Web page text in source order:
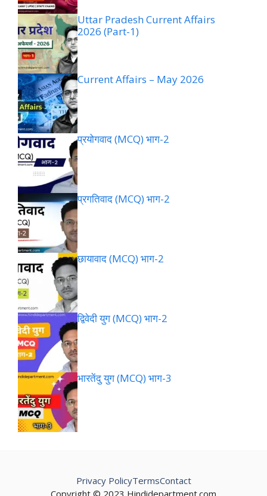
Uttar Pradesh Current Affairs
2026 (Part-1)
Current Affairs – May 2026
प्रयोगवाद (MCQ) भाग-2
प्रगतिवाद (MCQ) भाग-2
छायावाद (MCQ) भाग-2
द्विवेदी युग (MCQ) भाग-2
भारतेंदु युग (MCQ) भाग-3
Privacy PolicyTermsContact